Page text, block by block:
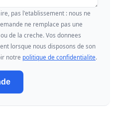
pas l'etablissement : nous ne
ne remplace pas une
de la creche. Vos donnees
lorsque nous disposons de son
notre politique de confidentialite.